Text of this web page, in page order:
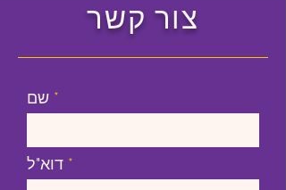
צור קשר
שם
דוא"ל